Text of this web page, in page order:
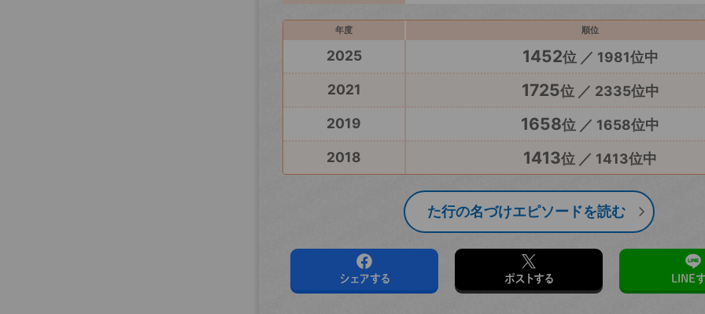
年度 順位
2025 1452位 ／ 1981位中
2021
1725位 ／ 2335位中
2019
1658位 ／ 1658位中
2018
1413位 ／ 1413位中
た行の名づけエピソードを読む
シェアする ポストする LINE